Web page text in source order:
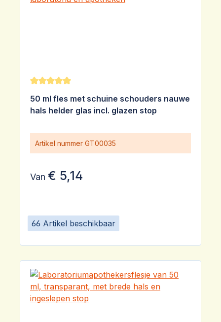
66 Artikel beschikbaar
Gemiddelde waardering van 5 van 5 sterren
50 ml fles met schuine schouders nauwe
hals helder glas incl. glazen stop
Artikel nummer GT00035
Van € 5,14